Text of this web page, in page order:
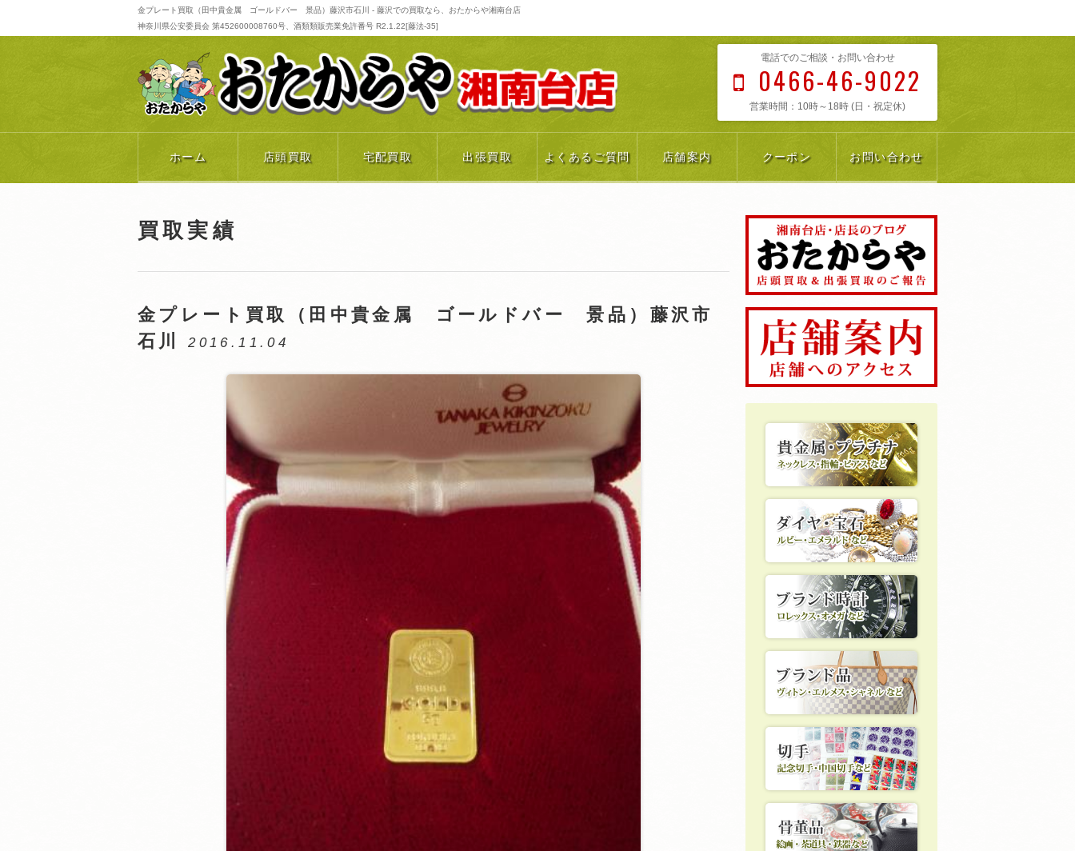
金プレート買取（田中貴金属 ゴールドバー 景品）藤沢市石川 - 藤沢での買取なら、おたからや湘南台店
神奈川県公安委員会 第452600008760号、酒類類販売業免許番号 R2.1.22[藤法-35]
電話でのご相談・お問い合わせ
0466-46-9022
営業時間：10時～18時 (日・祝定休)
ホーム 店頭買取 宅配買取 出張買取 よくあるご質問 店舗案内 クーポン お問い合わせ
買取実績
金プレート買取（田中貴金属 ゴールドバー 景品）藤沢市
石川2016.11.04